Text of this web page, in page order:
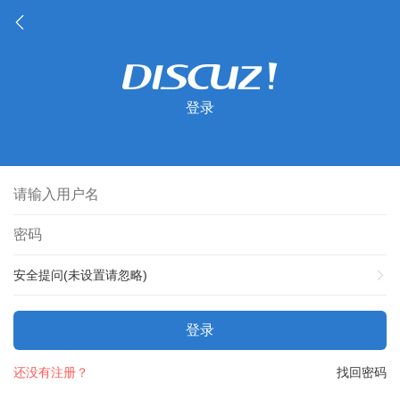
登录
安全提问(未设置请忽略)
登录
找回密码
还没有注册？